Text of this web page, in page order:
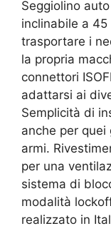
Seggiolino
inclinabile a
trasportare i
la propria
connettori
adattarsi ai
Semplicità di
anche per quei
armi.
per una
sistema di
modalità
realizzato in